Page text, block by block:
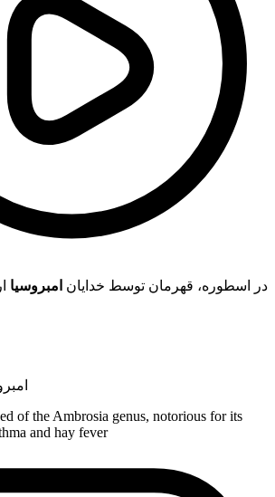
در اسطوره، قهرمان توسط خدایان امبروسیا
of the Ambrosia genus, notorious for its
and hay fever